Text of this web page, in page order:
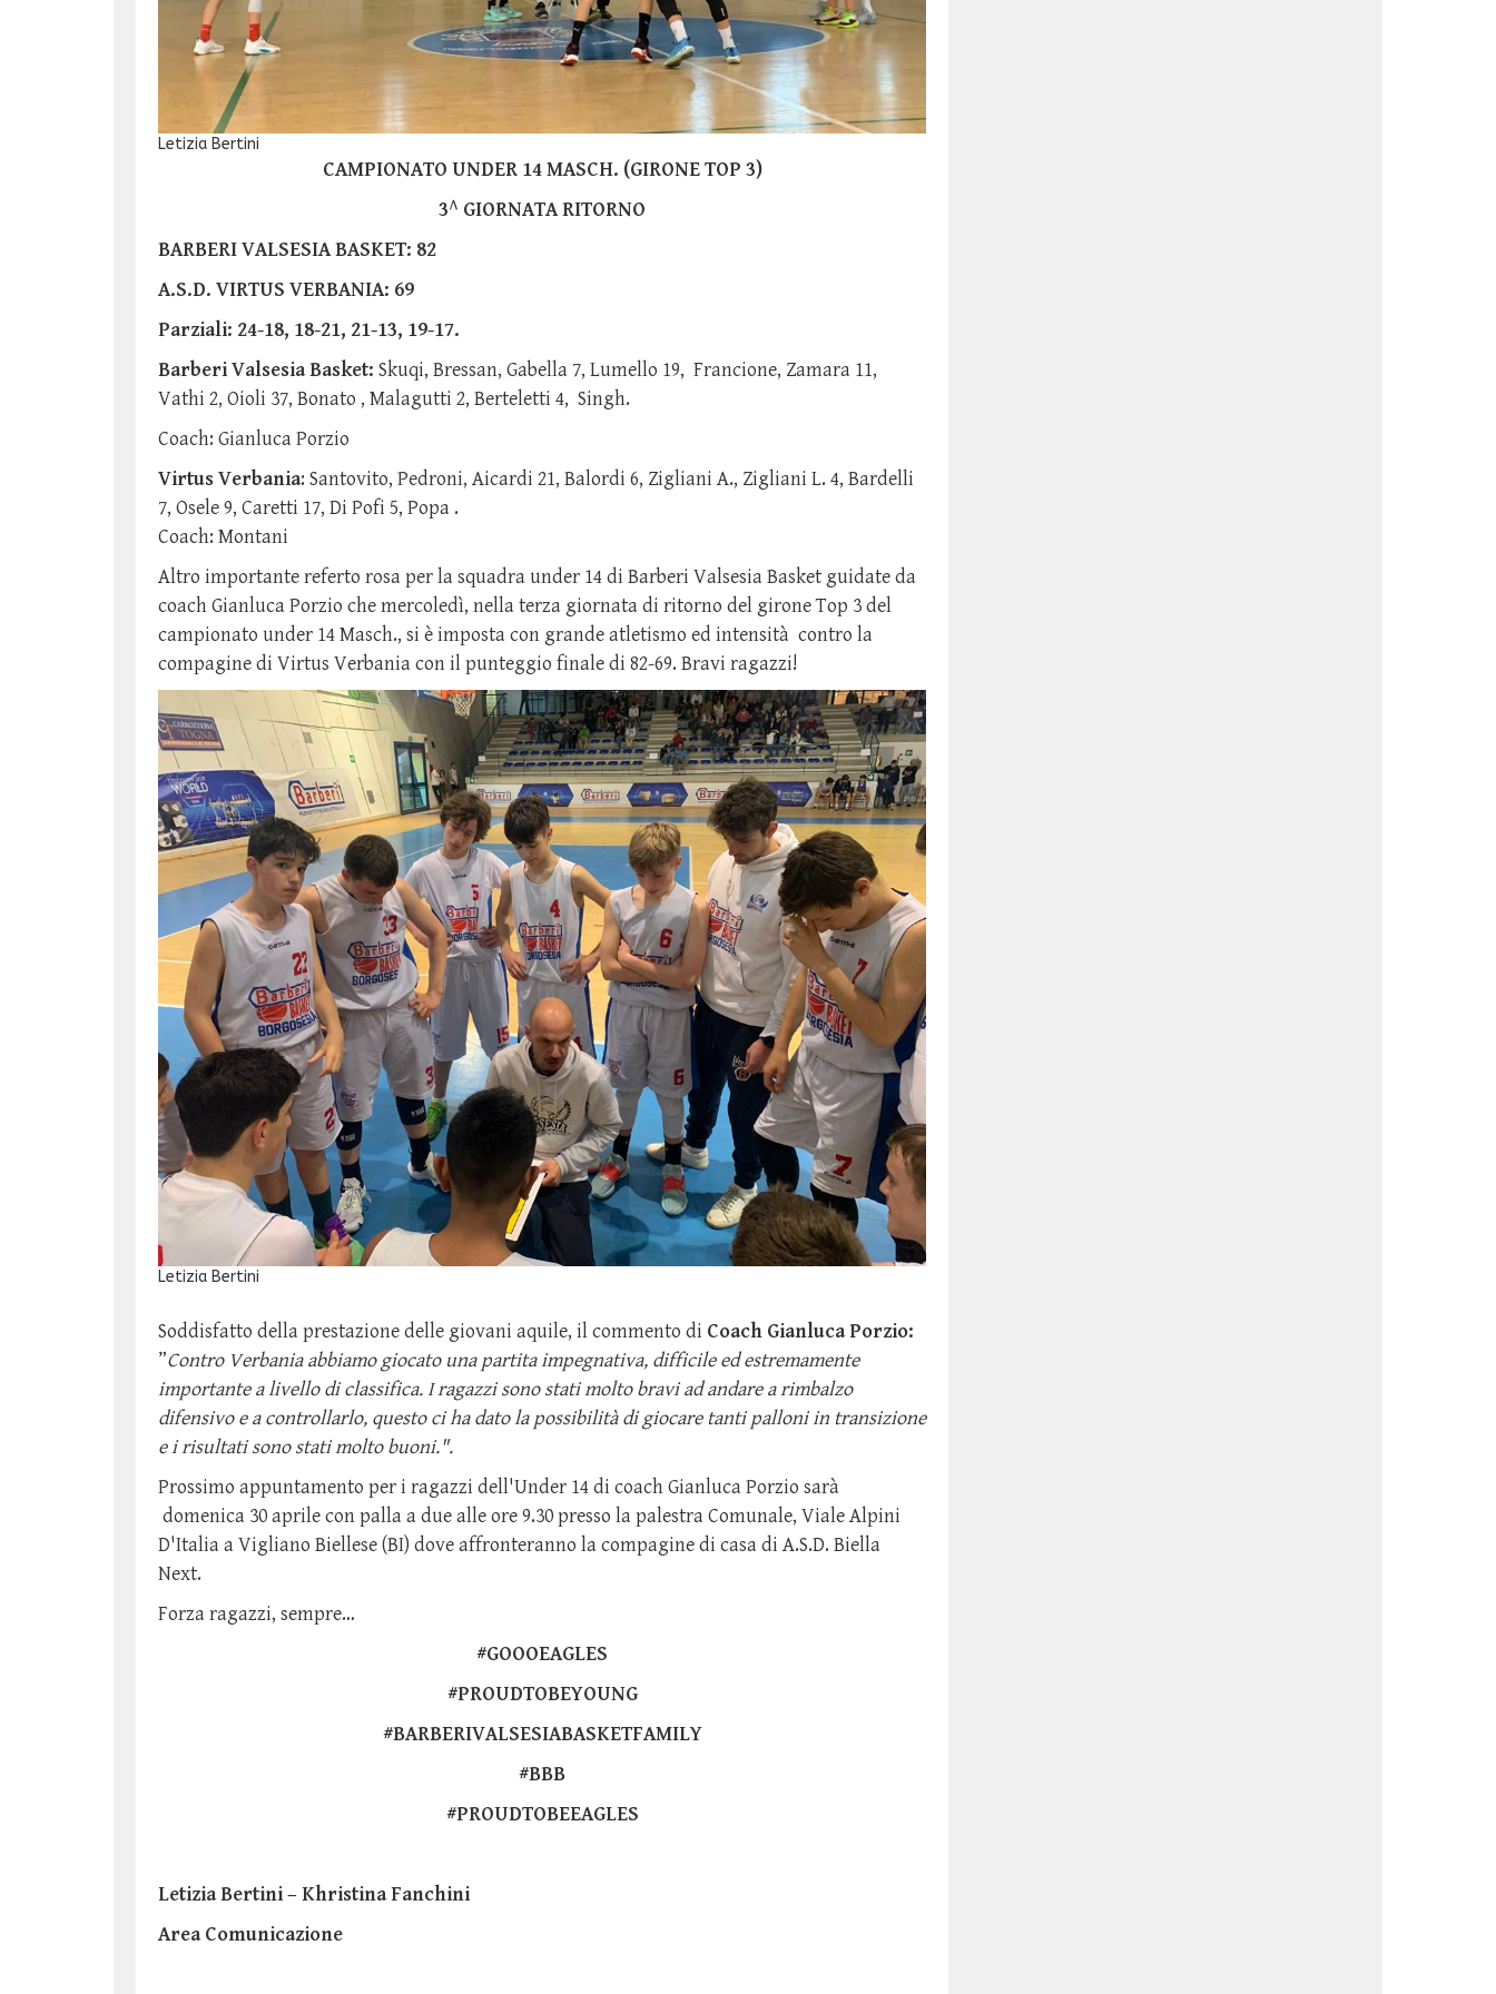
Letizia Bertini
CAMPIONATO UNDER 14 MASCH. (GIRONE TOP 3)
3^ GIORNATA RITORNO
BARBERI VALSESIA BASKET: 82
A.S.D. VIRTUS VERBANIA: 69
Parziali: 24-18, 18-21, 21-13, 19-17.
Barberi Valsesia Basket: Skuqi, Bressan, Gabella 7, Lumello 19, Francione, Zamara 11,
Vathi 2, Oioli 37, Bonato , Malagutti 2, Berteletti 4, Singh.
Coach: Gianluca Porzio
Virtus Verbania: Santovito, Pedroni, Aicardi 21, Balordi 6, Zigliani A., Zigliani L. 4, Bardelli
7, Osele 9, Caretti 17, Di Pofi 5, Popa .
Coach: Montani
Altro importante referto rosa per la squadra under 14 di Barberi Valsesia Basket guidate da
coach Gianluca Porzio che mercoledì, nella terza giornata di ritorno del girone Top 3 del
campionato under 14 Masch., si è imposta con grande atletismo ed intensità contro la
compagine di Virtus Verbania con il punteggio finale di 82-69. Bravi ragazzi!
Letizia Bertini
Soddisfatto della prestazione delle giovani aquile, il commento di Coach Gianluca Porzio:
”Contro Verbania abbiamo giocato una partita impegnativa, difficile ed estremamente
importante a livello di classifica. I ragazzi sono stati molto bravi ad andare a rimbalzo
difensivo e a controllarlo, questo ci ha dato la possibilità di giocare tanti palloni in transizione
e i risultati sono stati molto buoni.".
Prossimo appuntamento per i ragazzi dell'Under 14 di coach Gianluca Porzio sarà
domenica 30 aprile con palla a due alle ore 9.30 presso la palestra Comunale, Viale Alpini
D'Italia a Vigliano Biellese (BI) dove affronteranno la compagine di casa di A.S.D. Biella
Next.
Forza ragazzi, sempre…
#GOOOEAGLES
#PROUDTOBEYOUNG
#BARBERIVALSESIABASKETFAMILY
#BBB
#PROUDTOBEEAGLES
Letizia Bertini – Khristina Fanchini
Area Comunicazione